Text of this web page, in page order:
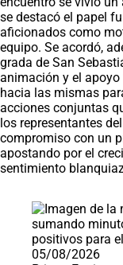
se destacó el papel
aficionados como
equipo. Se acordó,
grada de San
animación y el
hacia las mismas
acciones conjuntas
los representantes
compromiso con un
apostando por el
sentimiento
05/08/2026